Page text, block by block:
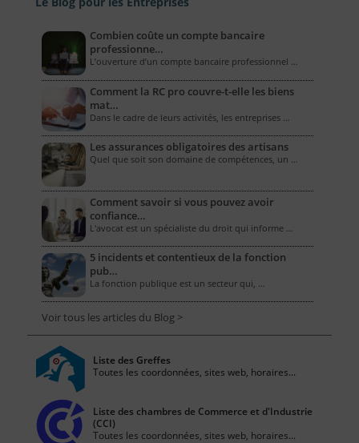
Combien coûte un compte bancaire
professionne…
L’ouverture d’un compte bancaire professionnel …
Comment la RC pro couvre-t-elle les biens
mat…
Dans le cadre de leurs activités, les entreprises …
Les assurances obligatoires des artisans
Quel que soit son domaine de compétences, un …
Comment savoir si vous pouvez avoir
confiance…
L'avocat est un spécialiste du droit qui informe …
5 incidents et contentieux de la fonction
pub…
La fonction publique est un secteur qui, …
Voir tous les articles du Blog >
Liste des Greffes
Toutes les coordonnées, sites web, horaires...
Liste des chambres de Commerce et d'Industrie
(CCI)
Toutes les coordonnées, sites web, horaires...